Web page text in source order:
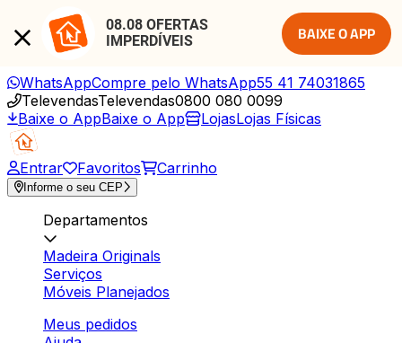
08.08 OFERTAS
IMPERDÍVEIS
BAIXE O APP
WhatsAppCompre pelo WhatsApp55 41 74031865
TelevendasTelevendas0800 080 0099
Baixe o AppBaixe o App LojasLojas Físicas
Entrar Favoritos Carrinho
Informe o seu CEP
Departamentos
Madeira Originals
Serviços
Móveis Planejados
Meus pedidos